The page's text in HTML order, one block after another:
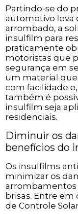
Partindo-se do
automotivo leva
arrombado, a
insulfilm para
praticamente
motoristas que
segurança em
um material
com facilidade
também é
insulfilm seja
residenciais.
Diminuir os
benefícios do
Os insulfilms
minimizar os
arrombamentos
brisas. Entre em
de Controle